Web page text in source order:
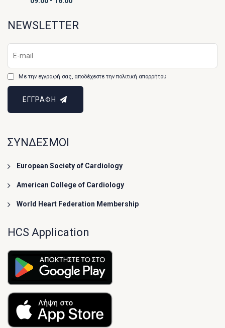
NEWSLETTER
Με την εγγραφή σας, αποδέχεστε την πολιτική απορρήτου
ΕΓΓΡΑΦΗ
ΣΥΝΔΕΣΜΟΙ
European Society of Cardiology
American College of Cardiology
World Heart Federation Membership
HCS Application